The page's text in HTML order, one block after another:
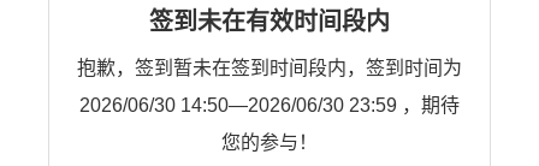
签到未在有效时间段内
抱歉，签到暂未在签到时间段内，签到时间为
2026/06/30 14:50—2026/06/30 23:59 ，期待
您的参与！